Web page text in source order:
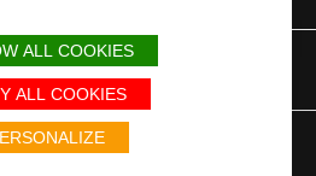
SITEMAP PARTNERS
de développement régional / Met
Regionale Ontwikkeling
ALL COOKIES
ALL COOKIES